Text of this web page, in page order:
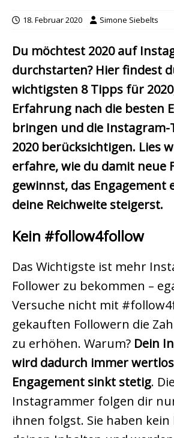
18. Februar 2020 Simone Siebelts
Du möchtest 2020 auf
durchstarten? Hier findest
wichtigsten 8 Tipps für
Erfahrung nach die besten
bringen und die
2020 berücksichtigen. Lies
erfahre, wie du damit neue
gewinnst, das Engagement
deine Reichweite steigerst.
Kein #follow4follow
Das Wichtigste ist mehr
Follower zu bekommen –
Versuche nicht mit
gekauften Followern die
zu erhöhen. Warum? Dein
wird dadurch immer
Engagement sinkt stetig.
Instagrammer folgen dir
ihnen folgst. Sie haben kein